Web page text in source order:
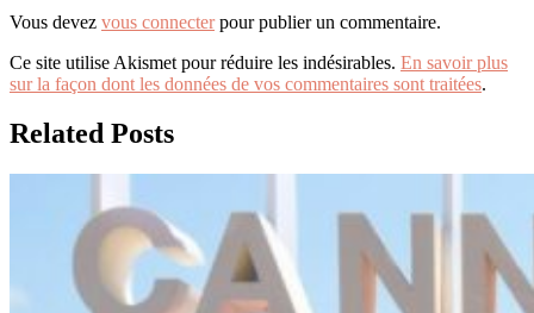
Vous devez vous connecterpour publier un commentaire.
Ce site utilise Akismet pour réduire les indésirables. En savoir plus
sur la façon dont les données de vos commentaires sont traitées.
Related Posts